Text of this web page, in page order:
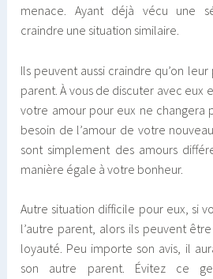
menace. Ayant déjà vécu une
craindre une situation similaire.
Ils peuvent aussi craindre qu’on
parent. À vous de discuter avec eux
votre amour pour eux ne changera
besoin de l’amour de votre
sont simplement des amours
manière égale à votre bonheur.
Autre situation difficile pour eux, si
l’autre parent, alors ils peuvent
loyauté. Peu importe son avis, il
son autre parent. Évitez ce